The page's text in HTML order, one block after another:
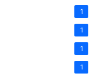
1
1
1
1